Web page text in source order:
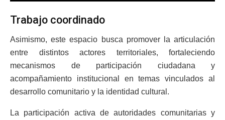
Trabajo coordinado
Asimismo, este espacio busca promover la articulación
entre distintos actores territoriales, fortaleciendo
mecanismos de participación ciudadana y
acompañamiento institucional en temas vinculados al
desarrollo comunitario y la identidad cultural.
La participación activa de autoridades comunitarias y